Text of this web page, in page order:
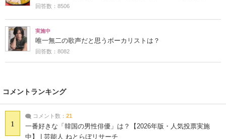
回答数：8506
実施中
唯一無二の歌声だと思うボーカリストは？
回答数：8082
コメントランキング
1
コメント数： 21
一番好きな「韓国の男性俳優」は？【2026年版・人気投票実施
中】 | 芸能人 ねとらぼリサーチ